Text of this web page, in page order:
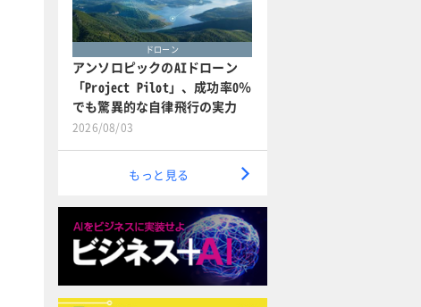
ドローン
アンソロピックのAIドローン
「Project Pilot」、成功率0％
でも驚異的な自律飛行の実力
2026/08/03
もっと見る